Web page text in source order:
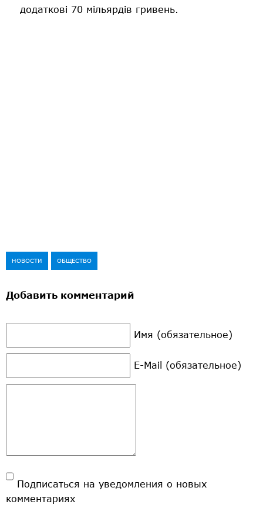
додаткові 70 мільярдів гривень.
НОВОСТИ ОБЩЕСТВО
Добавить комментарий
Имя (обязательное)
E-Mail (обязательное)
Подписаться на уведомления о новых
комментариях